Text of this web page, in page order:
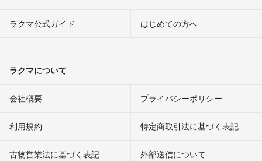
ラクマ公式ガイド はじめての方へ
ラクマについて
会社概要 プライバシーポリシー
利用規約 特定商取引法に基づく表記
古物営業法に基づく表記 外部送信について